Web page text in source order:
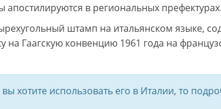
в региональных префектурах.
штамп на итальянском языке,
на Гаагскую конвенцию 1961 года на
вы хотите использовать его в Италии, то